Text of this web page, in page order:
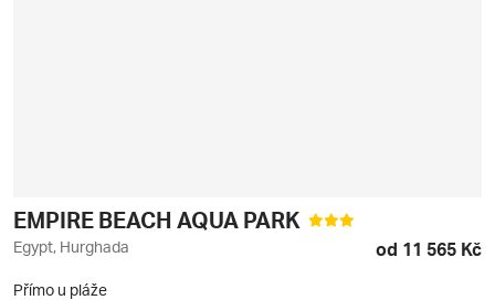
EMPIRE BEACH AQUA PARK
Egypt, Hurghada od 11 565 Kč
Přímo u pláže